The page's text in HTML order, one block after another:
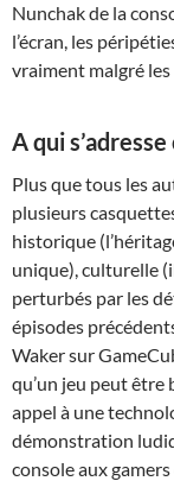
Nunchak de la
l’écran, les
vraiment malgré
A qui
Plus que tous les
plusieurs
historique
unique), culturelle
perturbés par les
épisodes
Waker sur
qu’un jeu peut être
appel à une
démonstration
console aux